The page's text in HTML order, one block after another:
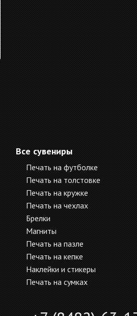
Все сувениры
Печать на футболке
Печать на толстовке
Печать на кружке
Печать на чехлах
Брелки
Магниты
Печать на пазле
Печать на кепке
Наклейки и стикеры
Печать на сумках